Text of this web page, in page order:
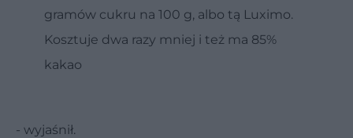
gramów cukru na 100 g, albo tą Luximo.
Kosztuje dwa razy mniej i też ma 85%
kakao
- wyjaśnił.